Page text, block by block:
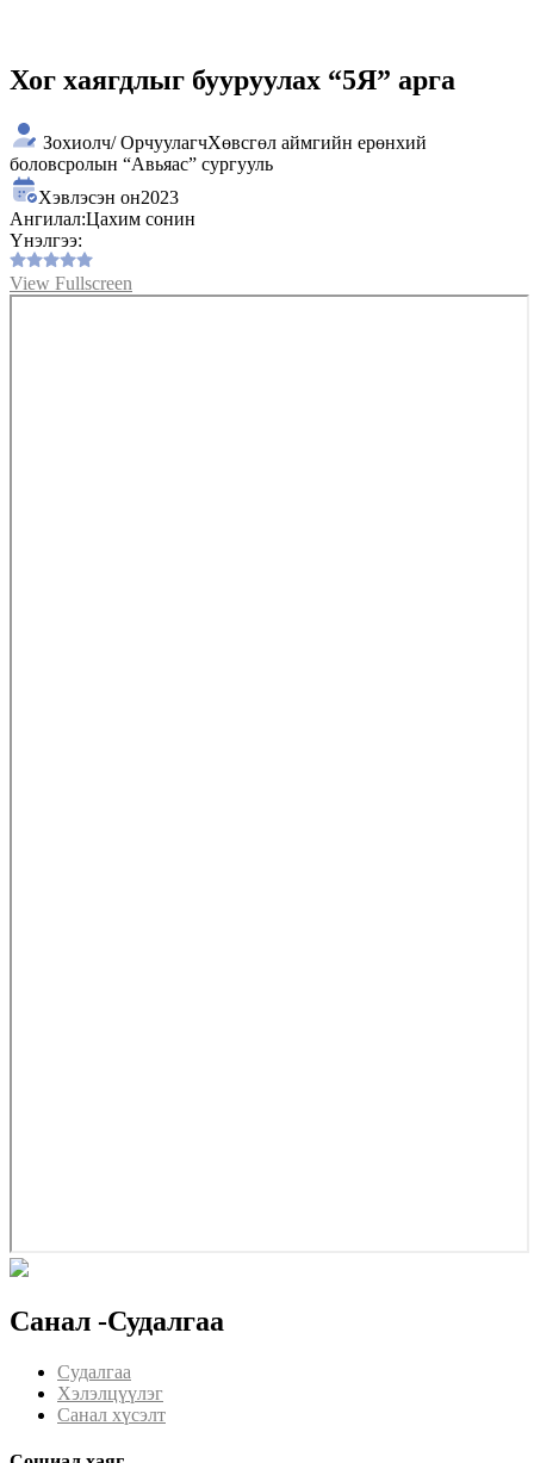
Хог хаягдлыг бууруулах “5Я” арга
Зохиолч/ ОрчуулагчХөвсгөл аймгийн ерөнхий
боловсролын “Авьяас” сургууль
Хэвлэсэн он2023
Ангилал:Цахим сонин
Үнэлгээ:
View Fullscreen
Санал -Судалгаа
Судалгаа
Хэлэлцүүлэг
Санал хүсэлт